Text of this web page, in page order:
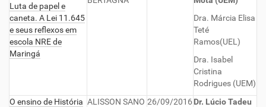
Luta de papel e
caneta. A Lei 11.645
e seus reflexos em
escola NRE de
Maringá
Dra. Márcia Elisa
Teté
Ramos(UEL)
Dra. Isabel
Cristina
Rodrigues (UEM)
O ensino de História ALISSON SANO 26/09/2016 Dr. Lúcio Tadeu